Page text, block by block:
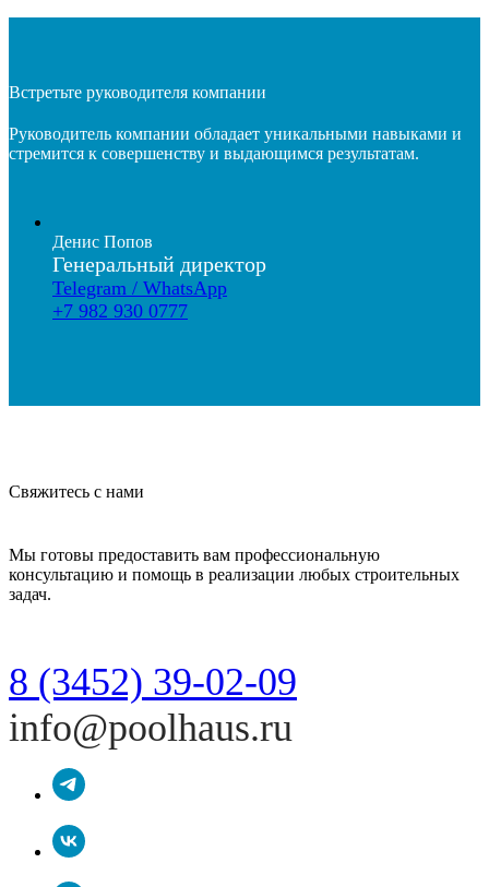
Встретьте руководителя компании
Руководитель компании обладает уникальными навыками и
стремится к совершенству и выдающимся результатам.
Денис Попов
Генеральный директор
Telegram / WhatsApp
+7 982 930 0777
Свяжитесь с нами
Мы готовы предоставить вам профессиональную
консультацию и помощь в реализации любых строительных
задач.
8 (3452) 39-02-09
info@poolhaus.ru